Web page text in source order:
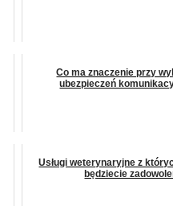
Co ma znaczenie przy
ubezpieczeń
Usługi weterynaryjne z
będziecie